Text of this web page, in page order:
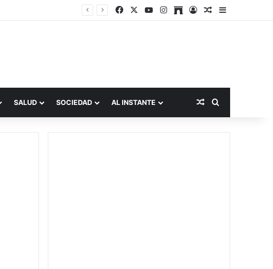
FacebookYouTubeInstagram
ArchiveAccesoPublicación al
Barra lateral
SALUD SOCIEDAD AL INSTANTE Publicación al
Buscar por